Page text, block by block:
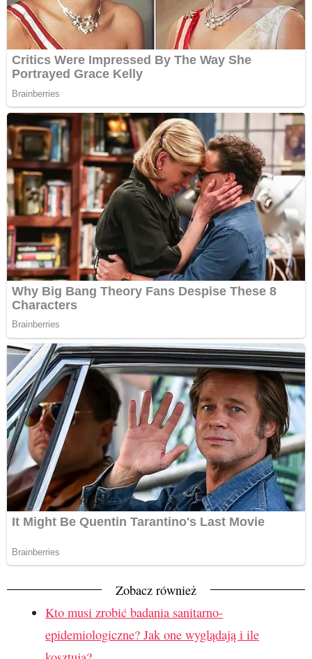
Zobacz również
Kto musi zrobić badania sanitarno-
epidemiologiczne? Jak one wyglądają i ile